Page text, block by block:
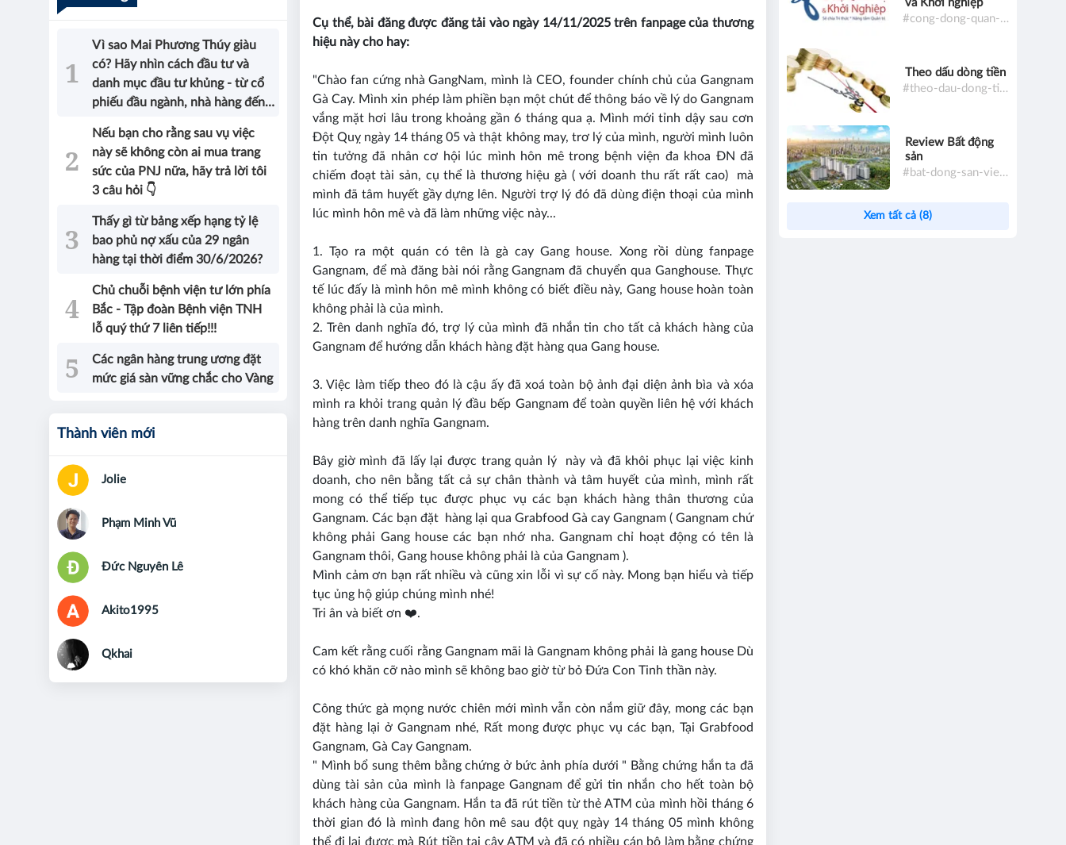
Cụ thể, bài đăng được đăng tải vào ngày 14/11/2025 trên fanpage của thương
hiệu này cho hay:
"Chào fan cứng nhà GangNam, mình là CEO, founder chính chủ của Gangnam
Gà Cay. Mình xin phép làm phiền bạn một chút để thông báo về lý do Gangnam
vắng mặt hơi lâu trong khoảng gần 6 tháng qua ạ. Mình mới tỉnh dậy sau cơn
Đột Quỵ ngày 14 tháng 05 và thật không may, trơ lý của mình, người mình luôn
tin tưởng đã nhân cơ hội lúc mình hôn mê trong bệnh viện đa khoa ĐN đã
chiếm đoạt tài sản, cụ thể là thương hiệu gà ( với doanh thu rất rất cao) mà
mình đã tâm huyết gầy dựng lên. Người trợ lý đó đã dùng điện thoại của mình
lúc mình hôn mê và đã làm những việc này...
1. Tạo ra một quán có tên là gà cay Gang house. Xong rồi dùng fanpage
Gangnam, để mà đăng bài nói rằng Gangnam đã chuyển qua Ganghouse. Thực
tế lúc đấy là mình hôn mê mình không có biết điều này, Gang house hoàn toàn
không phải là của mình.
2. Trên danh nghĩa đó, trợ lý của mình đã nhắn tin cho tất cả khách hàng của
Gangnam để hướng dẫn khách hàng đặt hàng qua Gang house.
3. Việc làm tiếp theo đó là cậu ấy đã xoá toàn bộ ảnh đại diện ảnh bìa và xóa
mình ra khỏi trang quản lý đầu bếp Gangnam để toàn quyền liên hệ với khách
hàng trên danh nghĩa Gangnam.
Bây giờ mình đã lấy lại được trang quản lý này và đã khôi phục lại việc kinh
doanh, cho nên bằng tất cả sự chân thành và tâm huyết của mình, mình rất
mong có thể tiếp tục được phục vụ các bạn khách hàng thân thương của
Gangnam. Các bạn đặt hàng lại qua Grabfood Gà cay Gangnam ( Gangnam chứ
không phải Gang house các bạn nhớ nha. Gangnam chỉ hoạt động có tên là
Gangnam thôi, Gang house không phải là của Gangnam ).
Mình cảm ơn bạn rất nhiều và cũng xin lỗi vì sự cố này. Mong bạn hiểu và tiếp
tục ủng hộ giúp chúng mình nhé!
Tri ân và biết ơn ❤️.
Cam kết rằng cuối rằng Gangnam mãi là Gangnam không phải là gang house Dù
có khó khăn cỡ nào mình sẽ không bao giờ từ bỏ Đứa Con Tinh thần này.
Công thức gà mọng nước chiên mới mình vẫn còn nắm giữ đây, mong các bạn
đặt hàng lại ở Gangnam nhé, Rất mong được phục vụ các bạn, Tại Grabfood
Gangnam, Gà Cay Gangnam.
" Mình bổ sung thêm bằng chứng ở bức ảnh phía dưới " Bằng chứng hắn ta đã
dùng tài sản của mình là fanpage Gangnam để gửi tin nhắn cho hết toàn bộ
khách hàng của Gangnam. Hắn ta đã rút tiền từ thẻ ATM của mình hồi tháng 6
thời gian đó là mình đang hôn mê sau đột quỵ ngày 14 tháng 05 mình không
thể đi lại được mà Rút tiền tại cây ATM và đã có nhiều cán bộ làm bằng chứng
Vì sao Mai Phương Thúy giàu
có? Hãy nhìn cách đầu tư và
danh mục đầu tư khủng - từ cổ
phiếu đầu ngành, nhà hàng đến
được câu trả lời!
Nếu bạn cho rằng sau vụ việc
này sẽ không còn ai mua trang
sức của PNJ nữa, hãy trả lời tôi
3 câu hỏi 👇
Thấy gì từ bảng xếp hạng tỷ lệ
bao phủ nợ xấu của 29 ngân
hàng tại thời điểm 30/6/2026?
Chủ chuỗi bệnh viện tư lớn phía
Bắc - Tập đoàn Bệnh viện TNH
lỗ quý thứ 7 liên tiếp!!!
Các ngân hàng trung ương đặt
mức giá sàn vững chắc cho Vàng
Thành viên mới
Jolie
Phạm Minh Vũ
Đức Nguyên Lê
Akito1995
Qkhai
và Khởi nghiệp
#cong-dong-quan-tri-va-khoi-nghiep
Theo dấu dòng tiền
#theo-dau-dong-tien
Review Bất động
sản
#bat-dong-san-viet-nam
Xem tất cả (8)